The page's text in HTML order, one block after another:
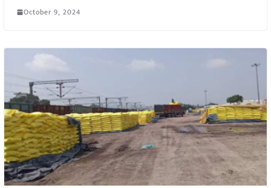
October 9, 2024